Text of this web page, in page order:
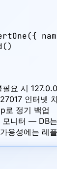
요 시
인터넷
로 정기 백업
모니터 — DB
용성에는 레